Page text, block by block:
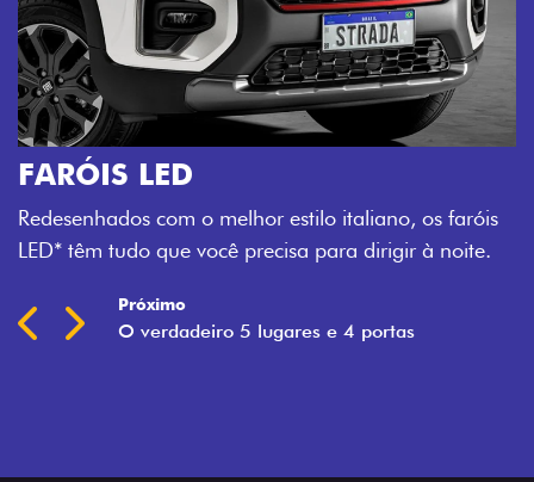
O VERDADEIRO 5 LUGARES E 4
PORTAS
Todo mundo pode viajar confortável na Fiat Strada,
Próximo